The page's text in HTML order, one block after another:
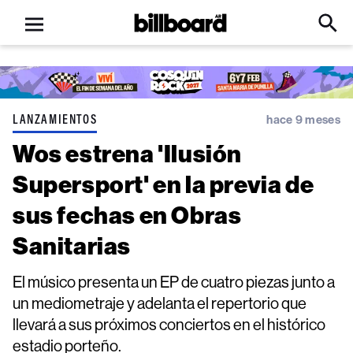
Open
menu
Billboard
Click
Input
LANZAMIENTOS hace 9 meses
Wos estrena 'Ilusión
Supersport' en la previa de
sus fechas en Obras
Sanitarias
El músico presenta un EP de cuatro piezas junto a
un mediometraje y adelanta el repertorio que
llevará a sus próximos conciertos en el histórico
estadio porteño.